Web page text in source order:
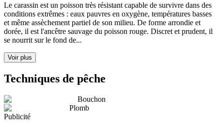
Le carassin est un poisson très résistant capable de survivre dans des
conditions extrêmes : eaux pauvres en oxygène, températures basses
et même assèchement partiel de son milieu. De forme arrondie et
dorée, il est l'ancêtre sauvage du poisson rouge. Discret et prudent, il
se nourrit sur le fond de...
Voir plus
Techniques de pêche
Bouchon
Plomb
Publicité